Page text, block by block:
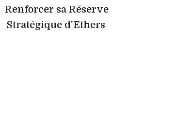
Renforcer sa Réserve
Stratégique d'Ethers